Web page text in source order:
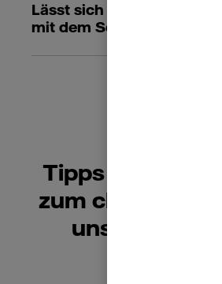
Lässt sich eine Tür trotz
mit dem Schlüssel
Tipps &
zum cleveren
unserem